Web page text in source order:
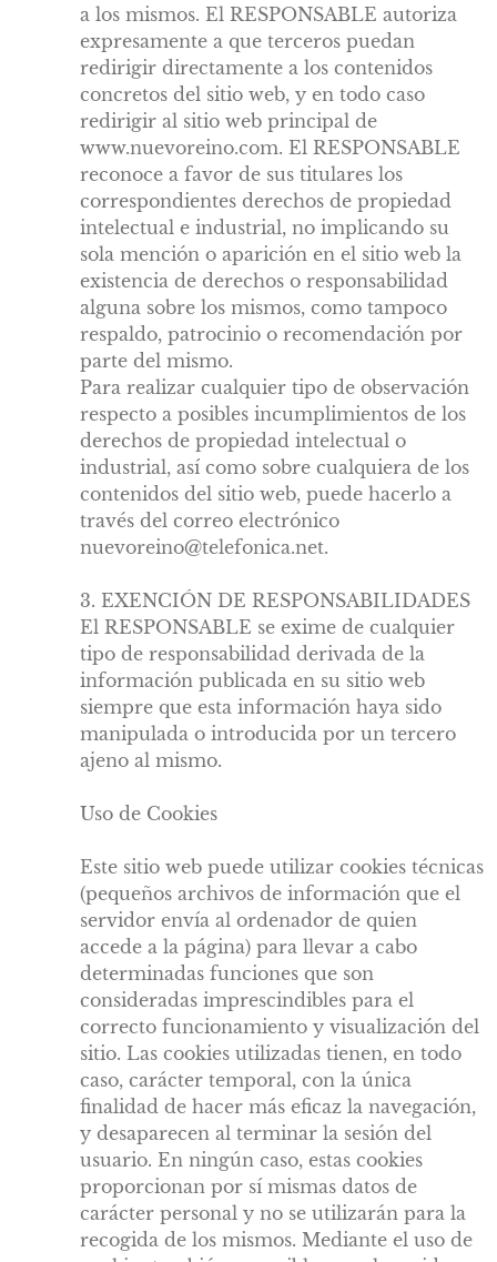
a los mismos. El RESPONSABLE autoriza
expresamente a que terceros puedan
redirigir directamente a los contenidos
concretos del sitio web, y en todo caso
redirigir al sitio web principal de
www.nuevoreino.com. El RESPONSABLE
reconoce a favor de sus titulares los
correspondientes derechos de propiedad
intelectual e industrial, no implicando su
sola mención o aparición en el sitio web la
existencia de derechos o responsabilidad
alguna sobre los mismos, como tampoco
respaldo, patrocinio o recomendación por
parte del mismo.
Para realizar cualquier tipo de observación
respecto a posibles incumplimientos de los
derechos de propiedad intelectual o
industrial, así como sobre cualquiera de los
contenidos del sitio web, puede hacerlo a
través del correo electrónico
nuevoreino@telefonica.net.
3. EXENCIÓN DE RESPONSABILIDADES
El RESPONSABLE se exime de cualquier
tipo de responsabilidad derivada de la
información publicada en su sitio web
siempre que esta información haya sido
manipulada o introducida por un tercero
ajeno al mismo.
Uso de Cookies
Este sitio web puede utilizar cookies técnicas
(pequeños archivos de información que el
servidor envía al ordenador de quien
accede a la página) para llevar a cabo
determinadas funciones que son
consideradas imprescindibles para el
correcto funcionamiento y visualización del
sitio. Las cookies utilizadas tienen, en todo
caso, carácter temporal, con la única
finalidad de hacer más eficaz la navegación,
y desaparecen al terminar la sesión del
usuario. En ningún caso, estas cookies
proporcionan por sí mismas datos de
carácter personal y no se utilizarán para la
recogida de los mismos. Mediante el uso de